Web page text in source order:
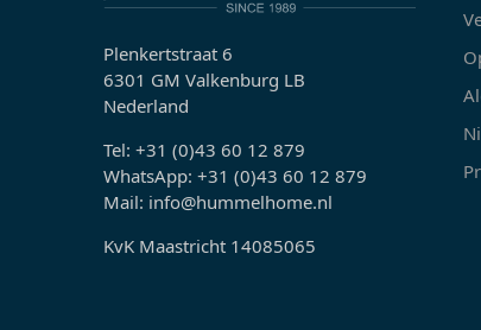
Plenkertstraat 6
6301 GM Valkenburg LB
Nederland
Tel: +31 (0)43 60 12 879
WhatsApp: +31 (0)43 60 12 879
Mail: info@hummelhome.nl
KvK Maastricht 14085065